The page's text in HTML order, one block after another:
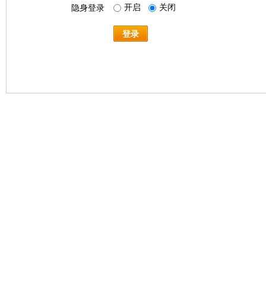
隐身登录 开启 关闭
登录